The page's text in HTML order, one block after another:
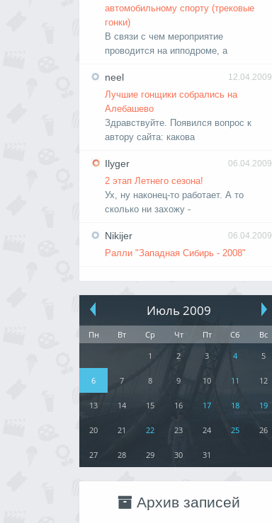
автомобильному спорту (трековые
гонки)
В связи с чем мероприятие
проводится на ипподроме, а
12.04.2009
neel
Лучшие гонщики собрались на
Алебашево
Здравствуйте. Появился вопрос к
автору сайта: какова
06.04.2009
Ilyger
2 этап Летнего сезона!
Ух, ну наконец-то работает. А то
сколько ни захожу -
06.04.2009
Nikijer
Ралли "Западная Сибирь - 2008"
Июль 2009
Пн Вт Ср Чт Пт Сб
Вс
1
2 3 4 5
6 7 8 9 10 11 12
13 14 15 16 17 18 19
20 21 22 23 24 25 26
27 28 29 30 31
Архив записей